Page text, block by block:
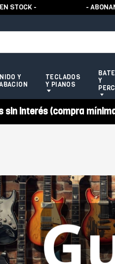
- -
Y
TECLADOS
Y PIANOS
Y
sin interés (compra